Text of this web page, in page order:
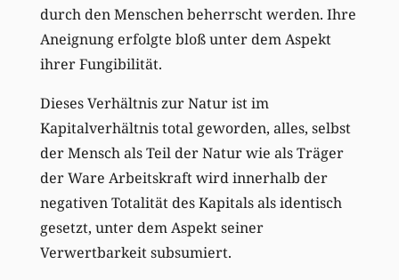
durch den Menschen beherrscht werden. Ihre
Aneignung erfolgte bloß unter dem Aspekt
ihrer Fungibilität.
Dieses Verhältnis zur Natur ist im
Kapitalverhältnis total geworden, alles, selbst
der Mensch als Teil der Natur wie als Träger
der Ware Arbeitskraft wird innerhalb der
negativen Totalität des Kapitals als identisch
gesetzt, unter dem Aspekt seiner
Verwertbarkeit subsumiert.